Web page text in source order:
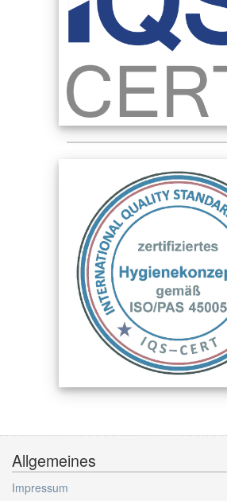
Allgemeines
Impressum